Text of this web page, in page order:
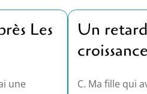
Les
une
Un retard
croissance
C. Ma fille qui